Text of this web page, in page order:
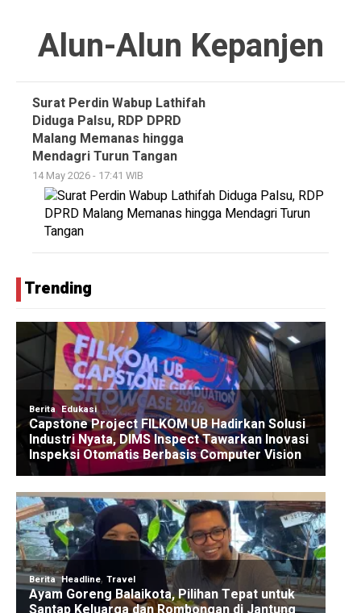
Alun-Alun Kepanjen
Surat Perdin Wabup Lathifah
Diduga Palsu, RDP DPRD
Malang Memanas hingga
Mendagri Turun Tangan
14 May 2026 - 17:41 WIB
Trending